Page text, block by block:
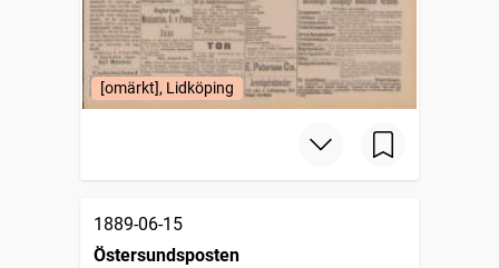
[omärkt], Lidköping
1889-06-15
Östersundsposten